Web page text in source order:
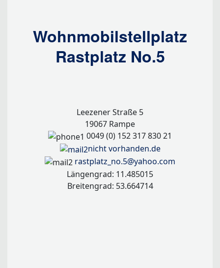
Wohnmobilstellplatz
Rastplatz No.5
Leezener Straße 5
19067 Rampe
0049 (0) 152 317 830 21
nicht vorhanden.de
rastplatz_no.5@yahoo.com
Längengrad: 11.485015
Breitengrad: 53.664714